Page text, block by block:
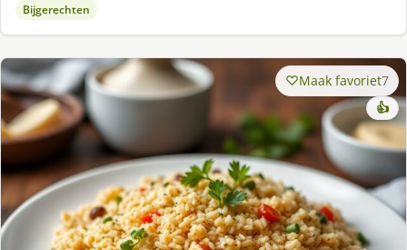
Bijgerechten
Maak favoriet7
👍